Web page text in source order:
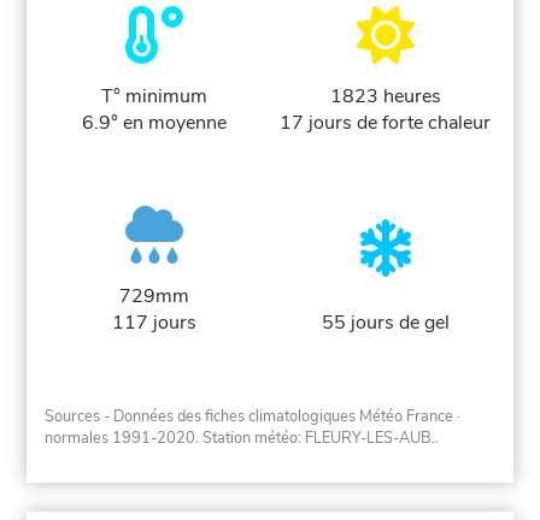
T° minimum
6.9° en moyenne
1823 heures
17 jours de forte chaleur
729mm
117 jours
55 jours de gel
Sources - Données des fiches climatologiques Météo France ·
normales 1991-2020. Station météo: FLEURY-LES-AUB..